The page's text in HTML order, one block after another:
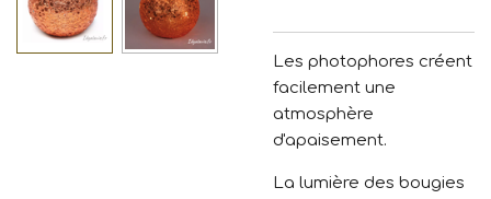
Les photophores créent
facilement une
atmosphère
d'apaisement.
La lumière des bougies